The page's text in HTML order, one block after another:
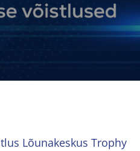
Lõunakeskus Trophy